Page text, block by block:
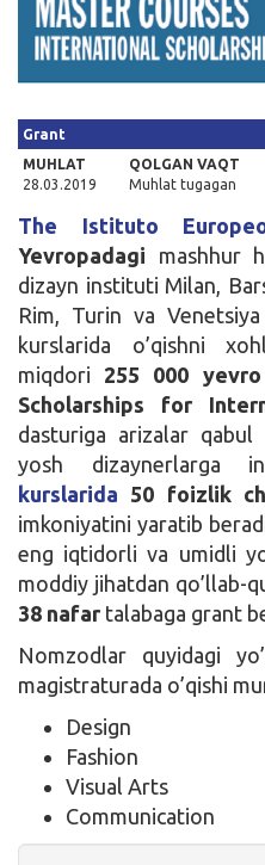
Grant
MUHLAT
28.03.2019
QOLGAN VAQT
Muhlat tugagan
The Istituto
Yevropadagi mashhur
dizayn instituti Milan,
Rim, Turin va
kurslarida o’qishni
miqdori 255 000 yevro
Scholarships for
dasturiga arizalar
yosh dizaynerlarga
kurslarida 50 foizlik
imkoniyatini yaratib
eng iqtidorli va umidli
moddiy jihatdan qo’llab-
38 nafar talabaga grant
Nomzodlar quyidagi
magistraturada o’qishi
Design
Fashion
Visual Arts
Communication